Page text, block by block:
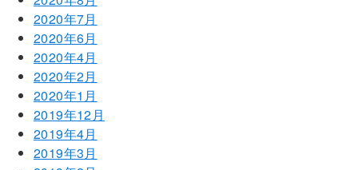
2020年7月
2020年6月
2020年4月
2020年2月
2020年1月
2019年12月
2019年4月
2019年3月